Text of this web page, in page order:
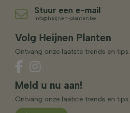
Stuur een e-mail
info@heijnen-planten.be
Volg Heijnen Planten
Ontvang onze laatste trends en tips.
Meld u nu aan!
Ontvang onze laatste trends en tips.